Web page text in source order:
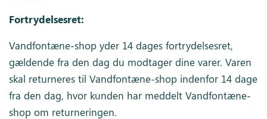
Fortrydelsesret:
Vandfontæne-shop yder 14 dages fortrydelsesret,
gældende fra den dag du modtager dine varer. Varen
skal returneres til Vandfontæne-shop indenfor 14 dage
fra den dag, hvor kunden har meddelt Vandfontæne-
shop om returneringen.